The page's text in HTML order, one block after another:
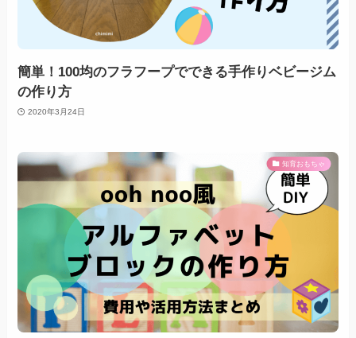
簡単！100均のフラフープでできる手作りベビージム
の作り方
2020年3月24日
知育おもちゃ